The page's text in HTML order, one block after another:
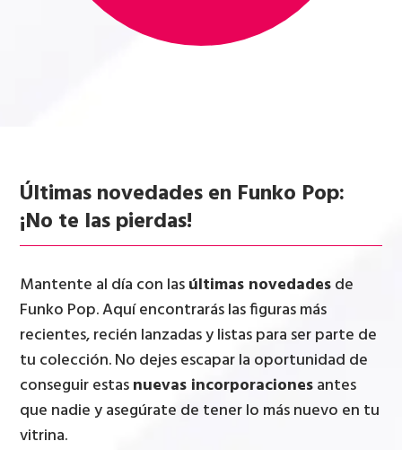
Últimas novedades en Funko Pop:
¡No te las pierdas!
Mantente al día con lasúltimas novedadesde
Funko Pop. Aquí encontrarás las figuras más
recientes, recién lanzadas y listas para ser parte de
tu colección. No dejes escapar la oportunidad de
conseguir estasnuevas incorporacionesantes
que nadie y asegúrate de tener lo más nuevo en tu
vitrina.